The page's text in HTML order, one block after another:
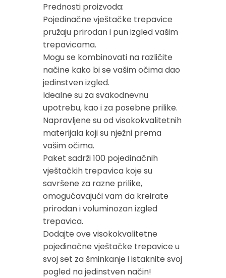
Prednosti proizvoda:
Pojedinačne vještačke trepavice
pružaju prirodan i pun izgled vašim
trepavicama.
Mogu se kombinovati na različite
načine kako bi se vašim očima dao
jedinstven izgled.
Idealne su za svakodnevnu
upotrebu, kao i za posebne prilike.
Napravljene su od visokokvalitetnih
materijala koji su nježni prema
vašim očima.
Paket sadrži 100 pojedinačnih
vještačkih trepavica koje su
savršene za razne prilike,
omogućavajući vam da kreirate
prirodan i voluminozan izgled
trepavica.
Dodajte ove visokokvalitetne
pojedinačne vještačke trepavice u
svoj set za šminkanje i istaknite svoj
pogled na jedinstven način!